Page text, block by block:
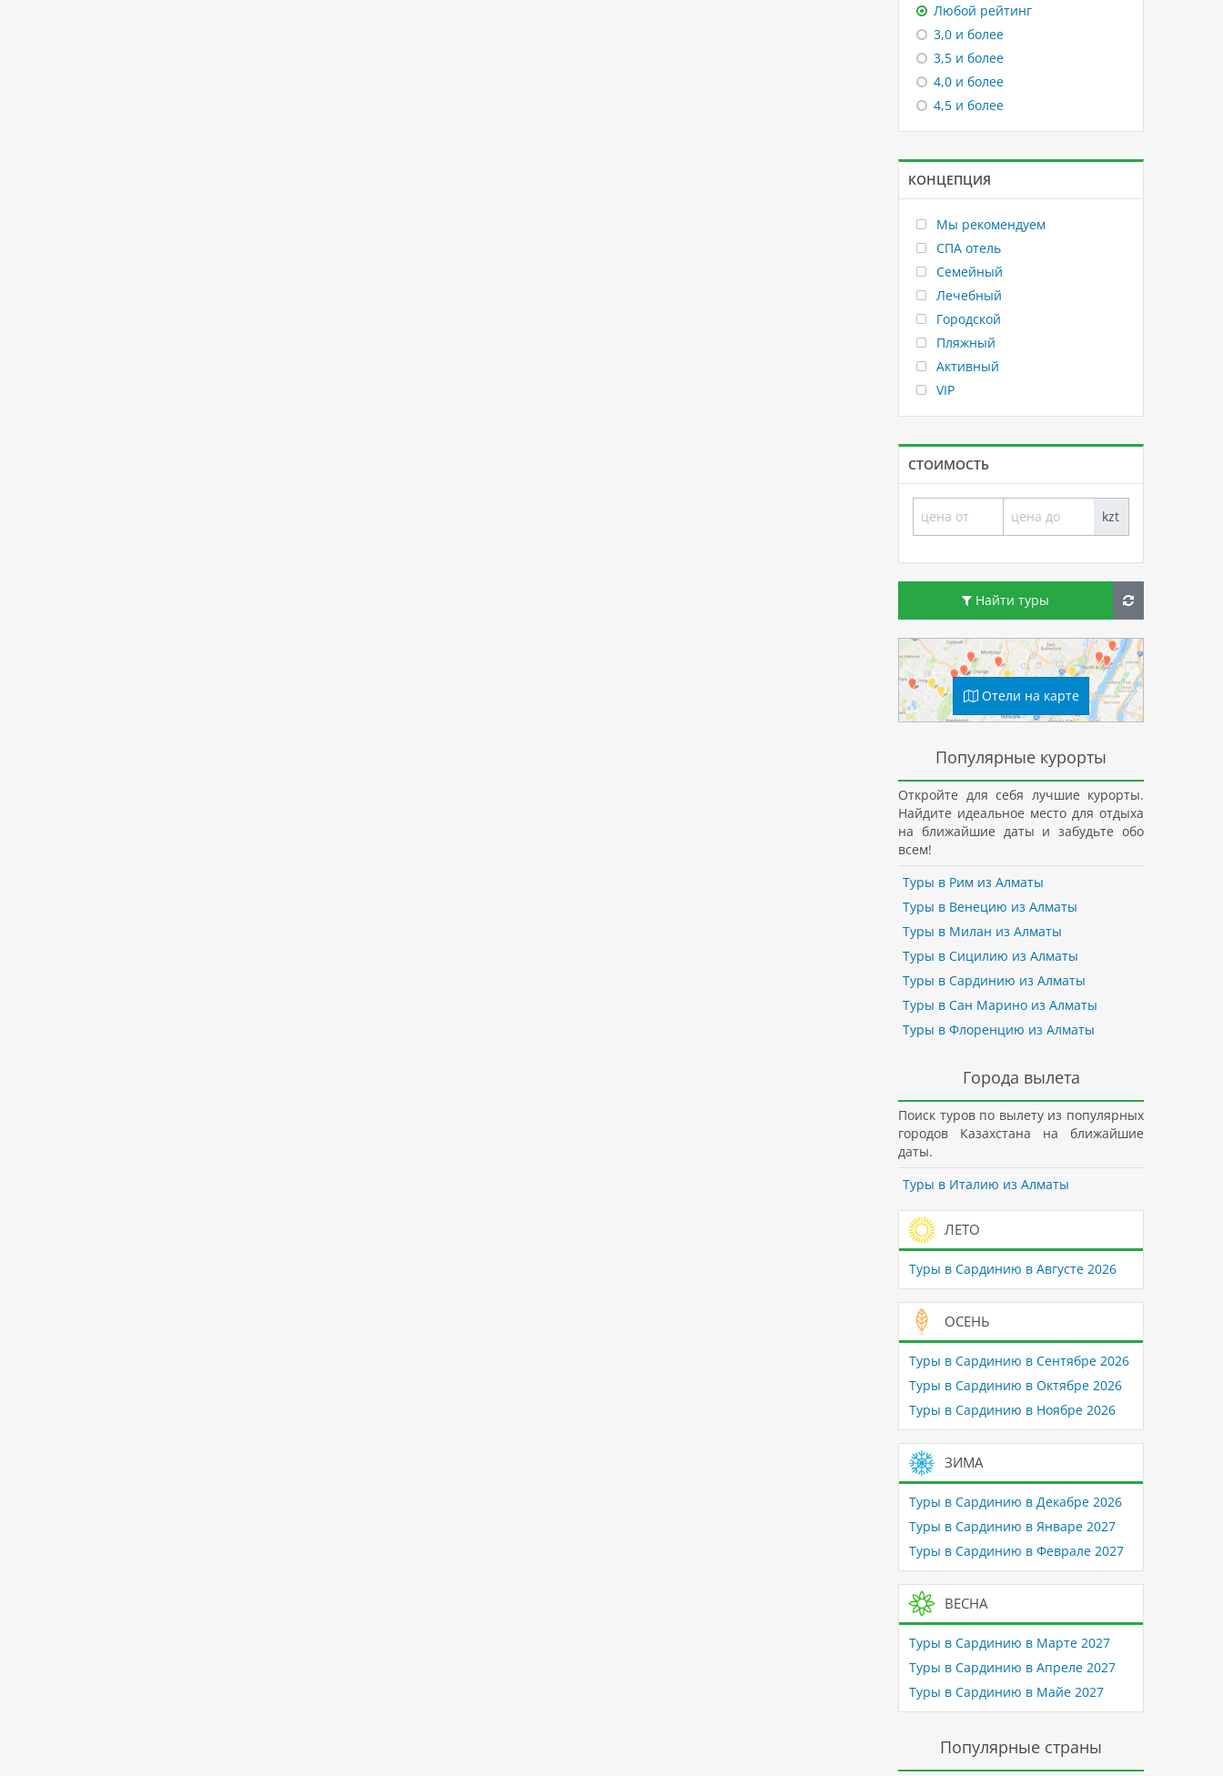
Любой рейтинг
3,0 и более
3,5 и более
4,0 и более
4,5 и более
КОНЦЕПЦИЯ
Мы рекомендуем
СПА отель
Семейный
Лечебный
Городской
Пляжный
Активный
VIP
СТОИМОСТЬ
kzt
Найти туры
Отели на карте
Популярные курорты
Откройте для себя лучшие курорты.
Найдите идеальное место для отдыха
на ближайшие даты и забудьте обо
всем!
Туры в Рим из Алматы
Туры в Венецию из Алматы
Туры в Милан из Алматы
Туры в Сицилию из Алматы
Туры в Сардинию из Алматы
Туры в Сан Марино из Алматы
Туры в Флоренцию из Алматы
Города вылета
Поиск туров по вылету из популярных
городов Казахстана на ближайшие
даты.
Туры в Италию из Алматы
ЛЕТО
Туры в Сардинию в Августе 2026
ОСЕНЬ
Туры в Сардинию в Сентябре 2026
Туры в Сардинию в Октябре 2026
Туры в Сардинию в Ноябре 2026
ЗИМА
Туры в Сардинию в Декабре 2026
Туры в Сардинию в Январе 2027
Туры в Сардинию в Феврале 2027
ВЕСНА
Туры в Сардинию в Марте 2027
Туры в Сардинию в Апреле 2027
Туры в Сардинию в Майе 2027
Популярные страны